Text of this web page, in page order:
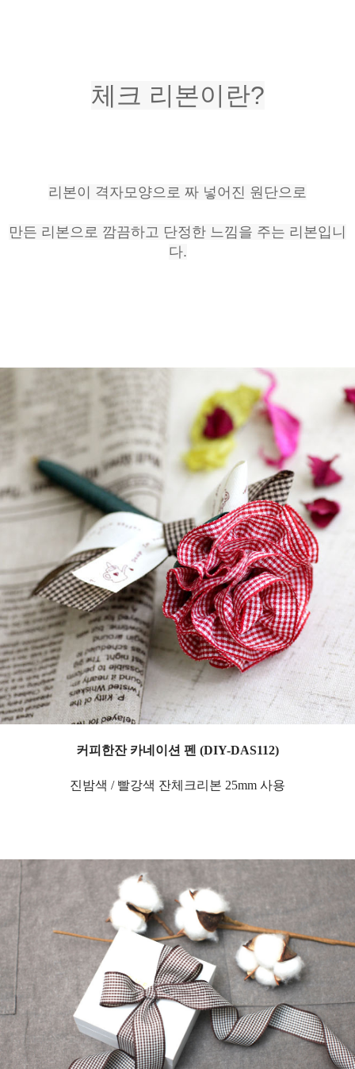
체크 리본이란?
리본이 격자모양으로 짜 넣어진 원단으로
만든 리본으로 깜끔하고 단정한 느낌을 주는 리본입니
다.
커피한잔 카네이션 펜 (DIY-DAS112)
진밤색 / 빨강색 잔체크리본 25mm 사용